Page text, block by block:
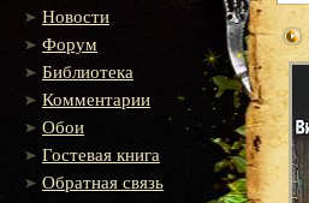
Новости
Форум
Библиотека
Комментарии
Обои
Гостевая книга
Обратная связь